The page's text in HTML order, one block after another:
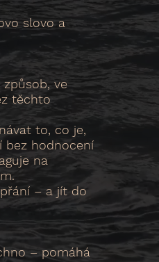
slovo a
ve
těchto
to, co je,
bez hodnocení
na
– a jít do
– pomáhá